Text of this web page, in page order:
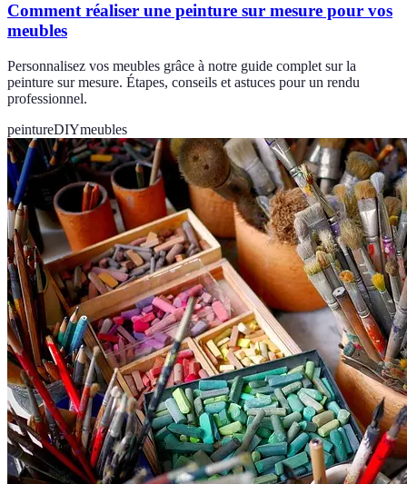
Comment réaliser une peinture sur mesure pour vos
meubles
Personnalisez vos meubles grâce à notre guide complet sur la
peinture sur mesure. Étapes, conseils et astuces pour un rendu
professionnel.
peintureDIYmeubles